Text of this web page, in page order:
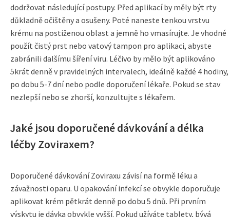
dodržovat následující postupy. Před aplikací by měly být rty
důkladně očištěny a osušeny. Poté naneste tenkou vrstvu
krému na postiženou oblast a jemně ho vmasírujte. Je vhodné
použít čistý prst nebo vatový tampon pro aplikaci, abyste
zabránili dalšímu šíření viru. Léčivo by mělo být aplikováno
5krát denně v pravidelných intervalech, ideálně každé 4 hodiny,
po dobu 5-7 dní nebo podle doporučení lékaře. Pokud se stav
nezlepší nebo se zhorší, konzultujte s lékařem.
Jaké jsou doporučené dávkování a délka
léčby Zoviraxem?
Doporučené dávkování Zoviraxu závisí na formě léku a
závažnosti oparu. U opakování infekcí se obvykle doporučuje
aplikovat krém pětkrát denně po dobu 5 dnů. Při prvním
výskytu je dávka obvykle vyšší. Pokud užíváte tablety, bývá